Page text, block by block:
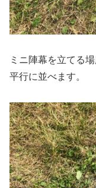
ミニ陣幕を立てる
平行に並べます。